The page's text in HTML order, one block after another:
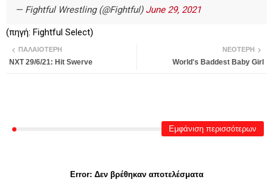
— Fightful Wrestling (@Fightful) June 29, 2021
(πηγή: Fightful Select)
ΝΕΌΤΕΡΗ
World's Baddest Baby Girl
ΠΑΛΑΙΌΤΕΡΗ
NXT 29/6/21: Hit Swerve
Εμφάνιση περισσότερων
Error: Δεν βρέθηκαν αποτελέσματα